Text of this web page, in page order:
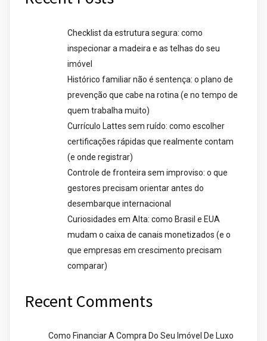
Checklist da estrutura segura: como
inspecionar a madeira e as telhas do seu
imóvel
Histórico familiar não é sentença: o plano de
prevenção que cabe na rotina (e no tempo de
quem trabalha muito)
Currículo Lattes sem ruído: como escolher
certificações rápidas que realmente contam
(e onde registrar)
Controle de fronteira sem improviso: o que
gestores precisam orientar antes do
desembarque internacional
Curiosidades em Alta: como Brasil e EUA
mudam o caixa de canais monetizados (e o
que empresas em crescimento precisam
comparar)
Recent Comments
Como Financiar A Compra Do Seu Imóvel De Luxo